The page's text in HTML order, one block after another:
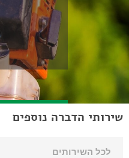
שירותי הדברה נוספים
לכל השירותים